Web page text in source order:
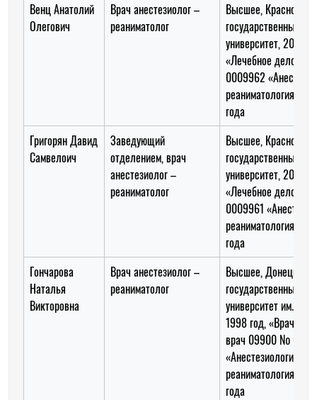
Венц Анатолий
Олегович
Врач анестезиолог –
реаниматолог
Высшее,
государственный
университет, 2008
«Лечебное дело»,
0009962
реаниматология»
года
Григорян Давид
Самвелоич
Заведующий
отделением, врач
анестезиолог –
реаниматолог
Высшее,
государственный
университет, 2008
«Лечебное дело»,
0009961
реаниматология»
года
Гончарова
Наталья
Викторовна
Врач анестезиолог –
реаниматолог
Высшее, Донецкий
государственный
университет им.
1998 год,
врач 09900 №
«Анестезиология –
реаниматология»
года